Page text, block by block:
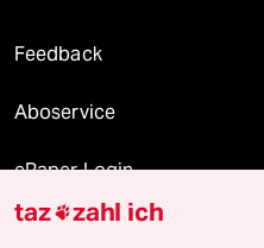
Feedback
Aboservice
ePaper Login
Downloads für Abonnierende
taz zahl ich